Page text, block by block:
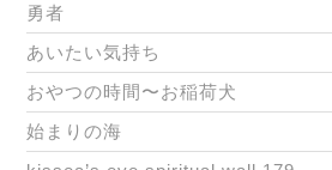
勇者
あいたい気持ち
おやつの時間〜お稲荷犬
始まりの海